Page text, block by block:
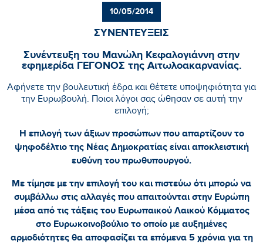
10/05/2014
ΣΥΝΕΝΤΕΥΞΕΙΣ
Συνέντευξη του Μανώλη Κεφαλογιάννη στην
εφημερίδα ΓΕΓΟΝΟΣ της Αιτωλοακαρνανίας.
Aφήνετε την βουλευτική έδρα και θέτετε υποψηφιότητα για
την Ευρωβουλή. Ποιοι λόγοι σας ώθησαν σε αυτή την
επιλογή;
Η επιλογή των άξιων προσώπων που απαρτίζουν το
ψηφοδέλτιο της Νέας Δημοκρατίας είναι αποκλειστική
ευθύνη του πρωθυπουργού.
Με τίμησε με την επιλογή του και πιστεύω ότι μπορώ να
συμβάλλω στις αλλαγές που απαιτούνται στην Ευρώπη
μέσα από τις τάξεις του Ευρωπαικού Λαικού Κόμματος
στο Ευρωκοινοβούλιο το οποίο με αυξημένες
αρμοδιότητες θα αποφασίζει τα επόμενα 5 χρόνια για τη